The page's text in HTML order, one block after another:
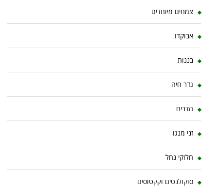
צמחים מיוחדים
אבוקדו
בננות
גדר חיה
הדרים
זני מנגו
חלוקי נחל
סוקולנטים וקקטוסים